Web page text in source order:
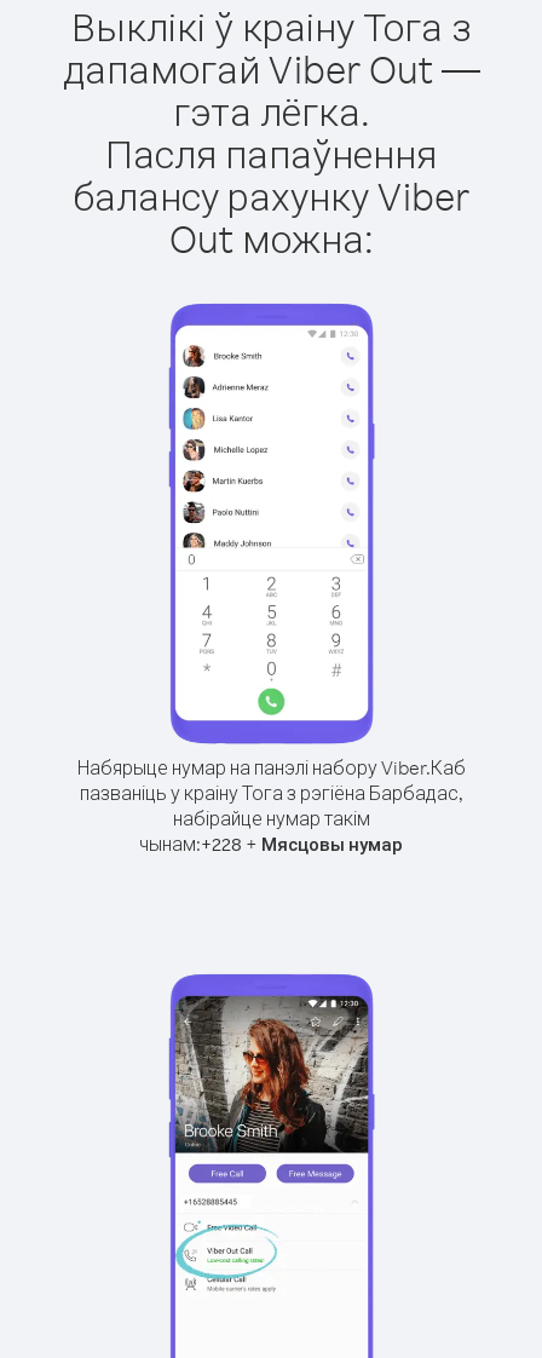
Выклікі ў краіну Тога з
дапамогай Viber Out —
гэта лёгка.
Пасля папаўнення
балансу рахунку Viber
Out можна:
Набярыце нумар на панэлі набору Viber.Каб
пазваніць у краіну Тога з рэгіёна Барбадас,
набірайце нумар такім
чынам:+228 + Мясцовы нумар